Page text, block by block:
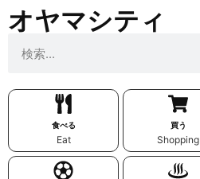
オヤマシティ
食べる
Eat
買う
Shopping